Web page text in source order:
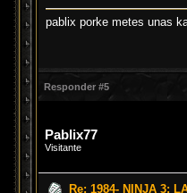
pablix porke metes unas
Responder #5
Pablix77
Visitante
Re: 1984- NINJA 3: